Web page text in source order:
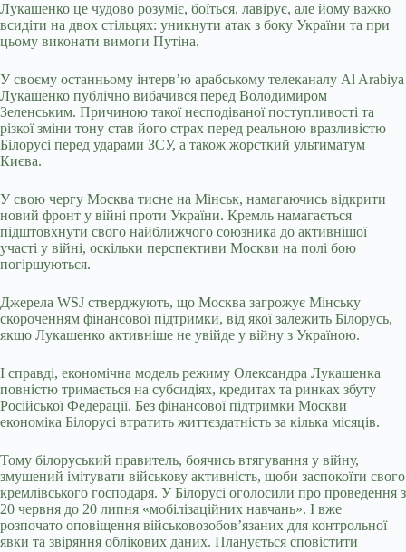
Лукашенко це чудово розуміє, боїться, лавірує, але йому важко
всидіти на двох стільцях: уникнути атак з боку України та при
цьому виконати вимоги Путіна.
У своєму останньому інтерв’ю арабському телеканалу Al Arabiya
Лукашенко публічно вибачився перед Володимиром
Зеленським. Причиною такої несподіваної поступливості та
різкої зміни тону став його страх перед реальною вразливістю
Білорусі перед ударами ЗСУ, а також жорсткий ультиматум
Києва.
У свою чергу Москва тисне на Мінськ, намагаючись відкрити
новий фронт у війні проти України. Кремль намагається
підштовхнути свого найближчого союзника до активнішої
участі у війні, оскільки перспективи Москви на полі бою
погіршуються.
Джерела WSJ стверджують, що Москва загрожує Мінську
скороченням фінансової підтримки, від якої залежить Білорусь,
якщо Лукашенко активніше не увійде у війну з Україною.
І справді, економічна модель режиму Олександра Лукашенка
повністю тримається на субсидіях, кредитах та ринках збуту
Російської Федерації. Без фінансової підтримки Москви
економіка Білорусі втратить життєздатність за кілька місяців.
Тому білоруський правитель, боячись втягування у війну,
змушений імітувати військову активність, щоби заспокоїти свого
кремлівського господаря. У Білорусі оголосили про проведення з
20 червня до 20 липня «мобілізаційних навчань». І вже
розпочато оповіщення військовозобов’язаних для контрольної
явки та звіряння облікових даних. Планується сповістити